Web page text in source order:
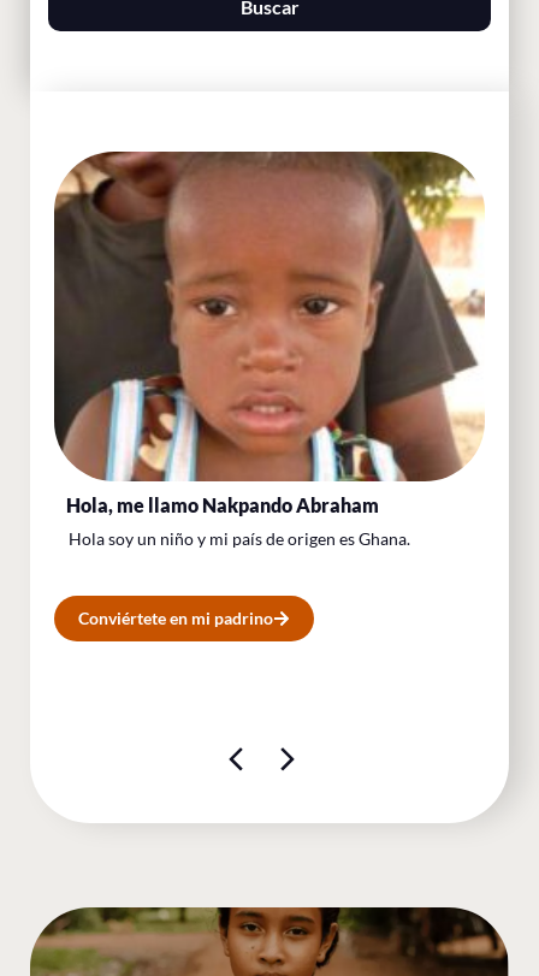
Buscar
Hola, me llamo​ Nakpando Abraham
Hola soy un niño y mi país de origen es Ghana.
Conviértete en mi padrino